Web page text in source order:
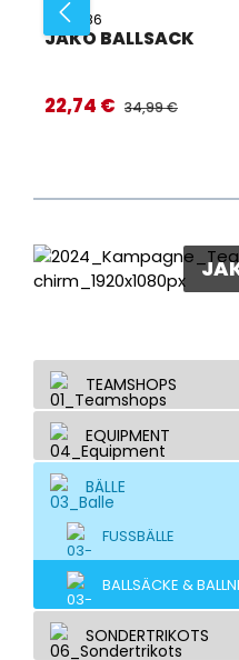
JA-2386
JAKO BALLSACK
Verkaufspreis:
22,74 € REGULÄRER PREIS:
34,99 €
TEAMSHOPS
EQUIPMENT
BÄLLE
FUSSBÄLLE
BALLSÄCKE &
SONDERTRIKOTS